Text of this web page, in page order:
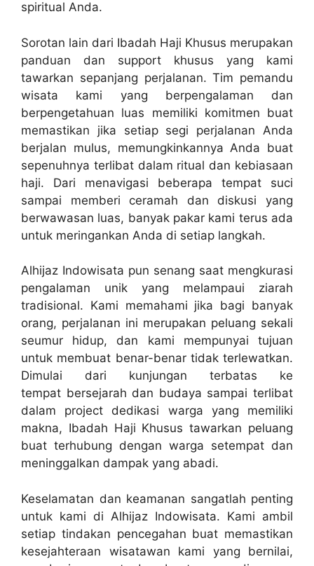
spiritual Anda.
Sorotan lain dari Ibadah Haji Khusus merupakan
panduan dan support khusus yang kami
tawarkan sepanjang perjalanan. Tim pemandu
wisata kami yang berpengalaman dan
berpengetahuan luas memiliki komitmen buat
memastikan jika setiap segi perjalanan Anda
berjalan mulus, memungkinkannya Anda buat
sepenuhnya terlibat dalam ritual dan kebiasaan
haji. Dari menavigasi beberapa tempat suci
sampai memberi ceramah dan diskusi yang
berwawasan luas, banyak pakar kami terus ada
untuk meringankan Anda di setiap langkah.
Alhijaz Indowisata pun senang saat mengkurasi
pengalaman unik yang melampaui ziarah
tradisional. Kami memahami jika bagi banyak
orang, perjalanan ini merupakan peluang sekali
seumur hidup, dan kami mempunyai tujuan
untuk membuat benar-benar tidak terlewatkan.
Dimulai dari kunjungan terbatas ke
tempat bersejarah dan budaya sampai terlibat
dalam project dedikasi warga yang memiliki
makna, Ibadah Haji Khusus tawarkan peluang
buat terhubung dengan warga setempat dan
meninggalkan dampak yang abadi.
Keselamatan dan keamanan sangatlah penting
untuk kami di Alhijaz Indowisata. Kami ambil
setiap tindakan pencegahan buat memastikan
kesejahteraan wisatawan kami yang bernilai,